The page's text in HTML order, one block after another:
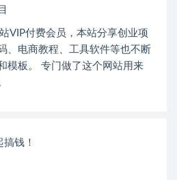
VIP付费会员，本站分享创业项
、电商教程、工具软件等也不断
模板。 专门做了这个网站用来
钱！